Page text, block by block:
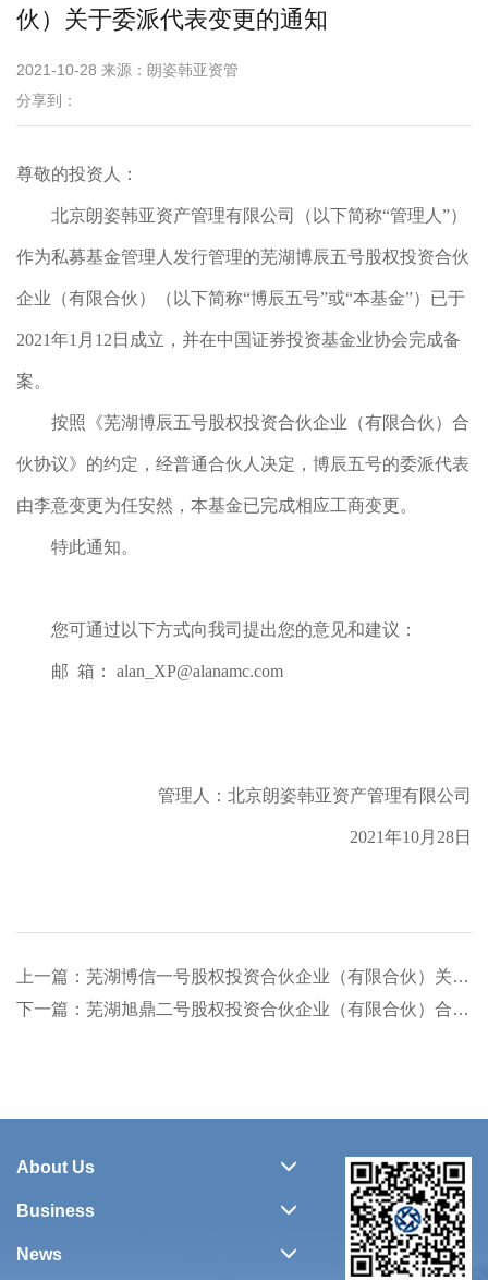
伙）关于委派代表变更的通知
2021-10-28 来源：朗姿韩亚资管
分享到：
尊敬的投资人：
北京朗姿韩亚资产管理有限公司（以下简称“管理人”）
作为私募基金管理人发行管理的芜湖博辰五号股权投资合伙
企业（有限合伙）（以下简称“博辰五号”或“本基金”）已于
2021年1月12日成立，并在中国证券投资基金业协会完成备
案。
按照《芜湖博辰五号股权投资合伙企业（有限合伙）合
伙协议》的约定，经普通合伙人决定，博辰五号的委派代表
由李意变更为任安然，本基金已完成相应工商变更。
特此通知。
您可通过以下方式向我司提出您的意见和建议：
邮 箱： alan_XP@alanamc.com
管理人：北京朗姿韩亚资产管理有限公司
2021年10月28日
上一篇：芜湖博信一号股权投资合伙企业（有限合伙）关于委派代表变更的通知
下一篇：芜湖旭鼎二号股权投资合伙企业（有限合伙）合伙协议变更通知
About Us
Business
News